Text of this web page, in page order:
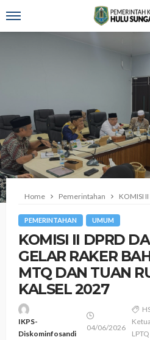
Home Pemerintahan ‎KOMISI
PEMERINTAHAN UMUM
‎KOMISI II DPRD
GELAR RAKER
MTQ DAN TUAN
KALSEL 2027
IKPS-
Diskominfosandi
04/06/2026